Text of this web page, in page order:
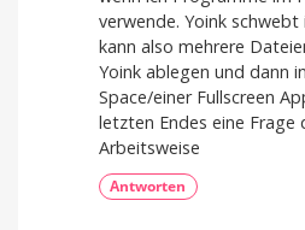
verwende. Yoink
kann also mehrere
Yoink ablegen und dann
Space/einer Fullscreen
letzten Endes eine Frage
Arbeitsweise
Antworten